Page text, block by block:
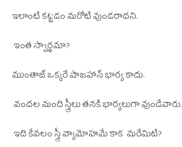
ఇలాంటి కట్టడం మరోటి వుండరాదని.
ఇంత స్వార్ధమా?
ముంతాజ్ ఒక్కరే షాజహాన్ భార్య కాదు.
వందల మంది స్త్రీలు తనకి భార్యలుగా వుండేవారు.
ఇది కేవలం స్త్రీ వ్యామోహమే కాక మరేమిటి?